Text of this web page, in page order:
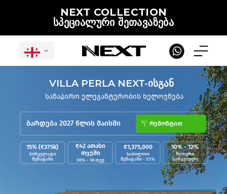
ᲓᲐ ᲒᲐᲓᲐᲮᲓᲘᲡ ᲛᲝᲥᲜᲘᲚᲘ ᲞᲘᲠᲝᲑᲔᲑᲘ
NEXT COLLECTION
ᲡᲞᲔᲪᲘᲐᲚᲣᲠᲘ ᲨᲔᲗᲐᲕᲐᲖᲔᲑᲐ
დასრულებული
პროექტები
VILLA PERLA NEXT-ᲘᲡᲒᲐᲜ
სანაპირო ელეგანტურობის ხელოვნება
10% - 12%
წლიური
სარგებელი
€1,375,000
საბოლოო
შენატანი - 55%
€42 ათასი
თვეში
30% - 18 თვე
15% (€375k)
პირველადი
შენატანი
რემონტით
ბარდება 2027 წლის მაისში